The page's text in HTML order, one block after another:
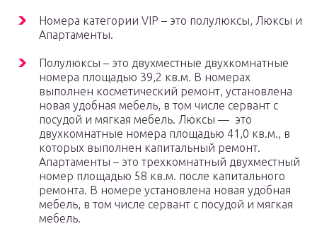
Номера категории VIP – это полулюксы, Люксы и
Апартаменты.
Полулюксы – это двухместные двухкомнатные
номера площадью 39,2 кв.м. В номерах
выполнен косметический ремонт, установлена
новая удобная мебель, в том числе сервант с
посудой и мягкая мебель. Люксы — это
двухкомнатные номера площадью 41,0 кв.м., в
которых выполнен капитальный ремонт.
Апартаменты – это трехкомнатный двухместный
номер площадью 58 кв.м. после капитального
ремонта. В номере установлена новая удобная
мебель, в том числе сервант с посудой и мягкая
мебель.